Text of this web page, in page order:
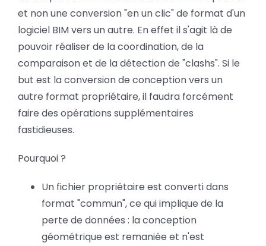
et non une conversion "en un clic" de format d'un
logiciel BIM vers un autre. En effet il s'agit là de
pouvoir réaliser de la coordination, de la
comparaison et de la détection de "clashs". Si le
but est la conversion de conception vers un
autre format propriétaire, il faudra forcément
faire des opérations supplémentaires
fastidieuses.
Pourquoi ?
Un fichier propriétaire est converti dans
format "commun", ce qui implique de la
perte de données : la conception
géométrique est remaniée et n'est